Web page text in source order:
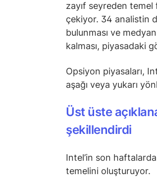
zayıf seyreden temel
çekiyor. 34 analistin
bulunması ve
kalması, piyasadaki
Opsiyon piyasaları,
aşağı veya yukarı
Üst üste
şekillendirdi
Intel’in son
temelini oluşturuyor.